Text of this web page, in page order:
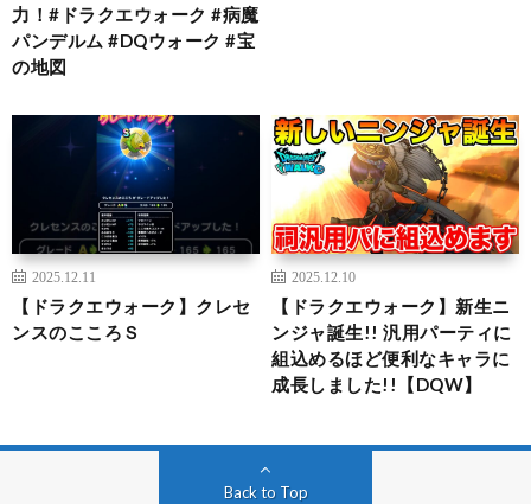
力！#ドラクエウォーク #病魔
パンデルム #DQウォーク #宝
の地図
2025.12.11
【ドラクエウォーク】クレセ
ンスのこころＳ
2025.12.10
【ドラクエウォーク】新生ニ
ンジャ誕生!! 汎用パーティに
組込めるほど便利なキャラに
成長しました!!【DQW】
Back to Top